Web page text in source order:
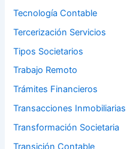
Tecnología Contable
Tercerización Servicios
Tipos Societarios
Trabajo Remoto
Trámites Financieros
Transacciones Inmobiliarias
Transformación Societaria
Transición Contable